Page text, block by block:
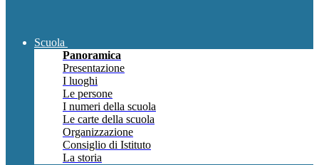
Scuola
Panoramica
Presentazione
I luoghi
Le persone
I numeri della scuola
Le carte della scuola
Organizzazione
Consiglio di Istituto
La storia